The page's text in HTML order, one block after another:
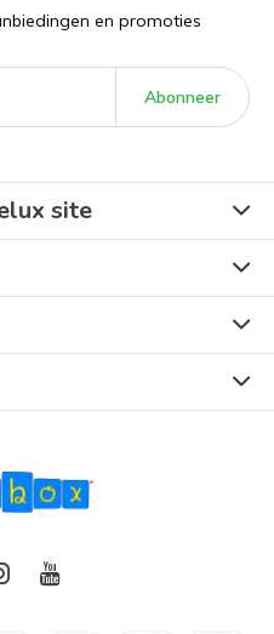
en promoties
Abonneer
site